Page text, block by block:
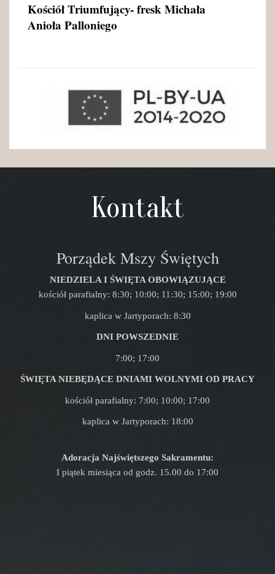
Kościół Triumfujący- fresk Michała
Anioła Palloniego
Kontakt
Porządek Mszy Świętych
NIEDZIELA I ŚWIĘTA OBOWIĄZUJĄCE
kościół parafialny: 8:30; 10:00; 11:30; 15:00; 19:00
kaplica w Jartyporach: 8:30
DNI POWSZEDNIE
7:00; 17:00
ŚWIĘTA NIEBĘDĄCE DNIAMI WOLNYMI OD PRACY
kościół parafialny: 7:00; 10:00; 17:00
kaplica w Jartyporach: 18:00
Adoracja Najświętszego Sakramentu:
I piątek miesiąca od godz. 15.00 do 17:00